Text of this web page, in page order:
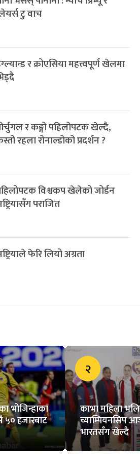
टु वाच
र क्रोएसिया महत्त्वपूर्ण खेलमा
र कङ्गो पहिलोपटक खेल्दै,
रहला रोनाल्डोको प्रदर्शन ?
विश्वकप खेलेको जोर्डन
पराजित
फेरि लियो अग्रता
भोजिन्हाका
५० हजारबाट
२
काभा महिला
च्याम्पियनसिप
भारतसँग खेल्दै